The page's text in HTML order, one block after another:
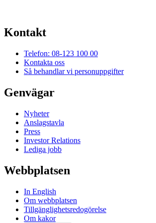
Kontakt
Telefon: 08-123 100 00
Kontakta oss
Så behandlar vi personuppgifter
Genvägar
Nyheter
Anslagstavla
Press
Investor Relations
Lediga jobb
Webbplatsen
In English
Om webbplatsen
Tillgänglighetsredogörelse
Om kakor